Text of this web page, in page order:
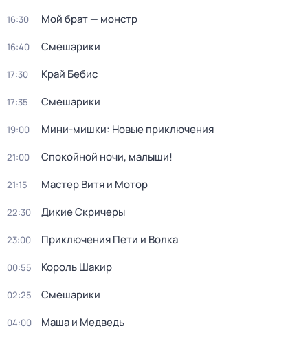
16:30 Мой брат — монстр
16:40 Смешарики
17:30 Край Бебис
17:35 Смешарики
19:00 Мини-мишки: Новые приключения
21:00 Спокойной ночи, малыши!
21:15 Мастер Витя и Мотор
22:30 Дикие Скричеры
23:00 Приключения Пети и Волка
00:55 Король Шакир
02:25 Смешарики
04:00 Маша и Медведь